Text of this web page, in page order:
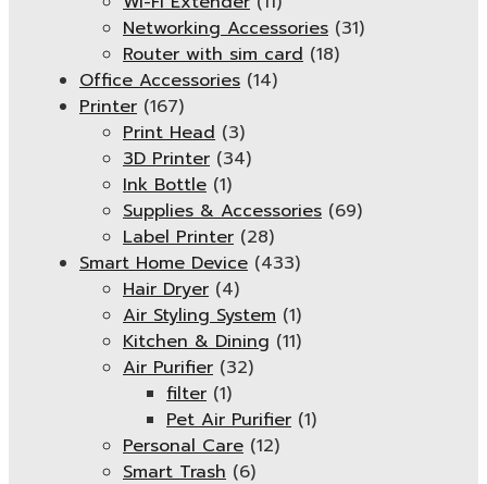
Networking Accessories (31)
Router with sim card (18)
Office Accessories (14)
Printer (167)
Print Head (3)
3D Printer (34)
Ink Bottle (1)
Supplies & Accessories (69)
Label Printer (28)
Smart Home Device (433)
Hair Dryer (4)
Air Styling System (1)
Kitchen & Dining (11)
Air Purifier (32)
filter (1)
Pet Air Purifier (1)
Personal Care (12)
Smart Trash (6)